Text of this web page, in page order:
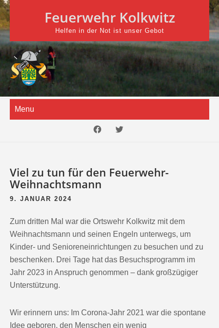
Skip
to
content
Feuerwehr Kolkwitz
Helfen in der Not ist unser Gebot
Menu
Viel zu tun für den Feuerwehr-
Weihnachtsmann
9. JANUAR 2024
Zum dritten Mal war die Ortswehr Kolkwitz mit dem
Weihnachtsmann und seinen Engeln unterwegs, um
Kinder- und Senioreneinrichtungen zu besuchen und zu
beschenken. Drei Tage hat das Besuchsprogramm im
Jahr 2023 in Anspruch genommen – dank großzügiger
Unterstützung.
Wir erinnern uns: Im Corona-Jahr 2021 war die spontane
Idee geboren, den Menschen ein wenig